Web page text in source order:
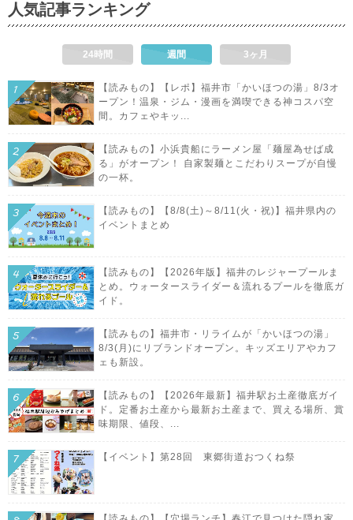
人気記事ランキング
24時間 週間 3ヶ月
【読みもの】【レポ】福井市「かいほつの湯」8/3オ
ープン！温泉・ジム・漫画を満喫できる神コスパ空
間。カフェやキッ...
【読みもの】小浜貴船にラーメン屋「麺屋為せば成
る」がオープン！ 自家製麺とこだわりスープが自慢
の一杯。
【読みもの】【8/8(土)～8/11(火・祝)】福井県内の
イベントまとめ
【読みもの】【2026年版】福井のレジャープールま
とめ。ウォータースライダー＆流れるプールを徹底ガ
イド。
【読みもの】福井市・リライムが「かいほつの湯」
8/3(月)にリブランドオープン。キッズエリアやカフ
ェも新設。
【読みもの】【2026年最新】福井駅お土産徹底ガイ
ド。定番お土産から最新お土産まで、買える場所、賞
味期限、値段、...
【イベント】第28回 東郷街道おつくね祭